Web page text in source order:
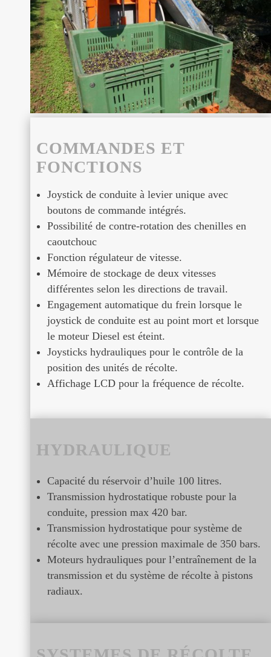
COMMANDES ET
FONCTIONS
Joystick de conduite à levier unique avec
boutons de commande intégrés.
Possibilité de contre-rotation des chenilles en
caoutchouc
Fonction régulateur de vitesse.
Mémoire de stockage de deux vitesses
différentes selon les directions de travail.
Engagement automatique du frein lorsque le
joystick de conduite est au point mort et lorsque
le moteur Diesel est éteint.
Joysticks hydrauliques pour le contrôle de la
position des unités de récolte.
Affichage LCD pour la fréquence de récolte.
HYDRAULIQUE
Capacité du réservoir d’huile 100 litres.
Transmission hydrostatique robuste pour la
conduite, pression max 420 bar.
Transmission hydrostatique pour système de
récolte avec une pression maximale de 350 bars.
Moteurs hydrauliques pour l’entraînement de la
transmission et du système de récolte à pistons
radiaux.